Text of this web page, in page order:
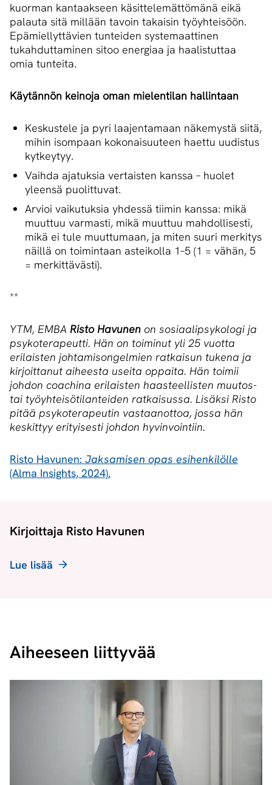
kuorman kantaakseen käsittelemättömänä eikä
palauta sitä millään tavoin takaisin työyhteisöön.
Epämiellyttävien tunteiden systemaattinen
tukahduttaminen sitoo energiaa ja haalistuttaa
omia tunteita.
Käytännön keinoja oman mielentilan hallintaan
Keskustele ja pyri laajentamaan näkemystä siitä,
mihin isompaan kokonaisuuteen haettu uudistus
kytkeytyy.
Vaihda ajatuksia vertaisten kanssa – huolet
yleensä puolittuvat.
Arvioi vaikutuksia yhdessä tiimin kanssa: mikä
muuttuu varmasti, mikä muuttuu mahdollisesti,
mikä ei tule muuttumaan, ja miten suuri merkitys
näillä on toimintaan asteikolla 1–5 (1 = vähän, 5
= merkittävästi).
**
YTM, EMBA Risto Havunen on sosiaalipsykologi ja
psykoterapeutti. Hän on toiminut yli 25 vuotta
erilaisten johtamisongelmien ratkaisun tukena ja
kirjoittanut aiheesta useita oppaita. Hän toimii
johdon coachina erilaisten haasteellisten muutos-
tai työyhteisötilanteiden ratkaisussa. Lisäksi Risto
pitää psykoterapeutin vastaanottoa, jossa hän
keskittyy erityisesti johdon hyvinvointiin.
Risto Havunen: Jaksamisen opas esihenkilölle
(Alma Insights, 2024).
Kirjoittaja Risto Havunen
Lue lisää
Aiheeseen liittyvää